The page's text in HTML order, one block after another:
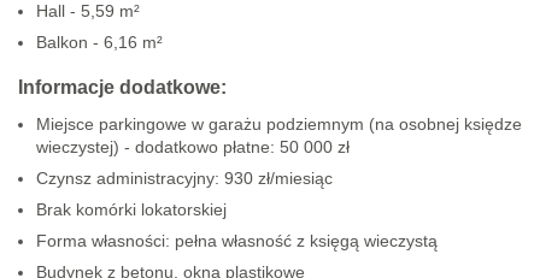
Hall - 5,59 m²
Balkon - 6,16 m²
Informacje dodatkowe:
Miejsce parkingowe w garażu podziemnym (na osobnej księdze
wieczystej) - dodatkowo płatne: 50 000 zł
Czynsz administracyjny: 930 zł/miesiąc
Brak komórki lokatorskiej
Forma własności: pełna własność z księgą wieczystą
Budynek z betonu, okna plastikowe